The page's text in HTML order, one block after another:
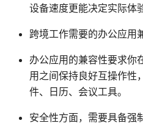
设备速度更能决定实际体
跨境工作需要的办公应用
办公应用的兼容性要求你
用之间保持良好互操作性
件、日历、会议工具。
安全性方面，需要具备强